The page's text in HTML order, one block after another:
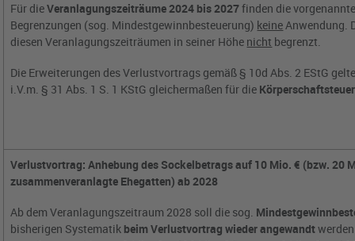
Für dieVeranlagungszeiträume 2024 bis 2027finden die
Begrenzungen (sog. Mindestgewinnbesteuerung) keineAnwendung.
diesen Veranlagungszeiträumen in seiner Höhe nicht begrenzt.
Die Erweiterungen des Verlustvortrags gemäß § 10d Abs. 2 EStG
i.V.m. § 31 Abs. 1 S. 1 KStG gleichermaßen für die Körperschaftsteuer
Verlustvortrag: Anhebung des Sockelbetrags auf 10 Mio. € (bzw. 20
zusammenveranlagte Ehegatten) ab 2028
Ab dem Veranlagungszeitraum 2028 soll die sog.
bisherigen Systematik beim Verlustvortrag wieder angewandt